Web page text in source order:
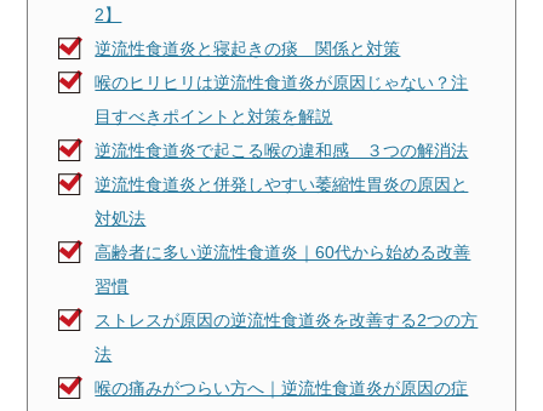
2】
逆流性食道炎と寝起きの痰 関係と対策
喉のヒリヒリは逆流性食道炎が原因じゃない？注
目すべきポイントと対策を解説
逆流性食道炎で起こる喉の違和感 ３つの解消法
逆流性食道炎と併発しやすい萎縮性胃炎の原因と
対処法
高齢者に多い逆流性食道炎｜60代から始める改善
習慣
ストレスが原因の逆流性食道炎を改善する2つの方
法
喉の痛みがつらい方へ｜逆流性食道炎が原因の症